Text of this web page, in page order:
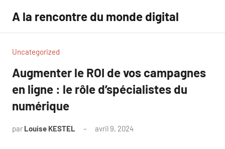
contenu
A la rencontre du monde digital
Uncategorized
Augmenter le ROI de vos campagnes
en ligne : le rôle d’spécialistes du
numérique
par Louise KESTEL avril 9, 2024